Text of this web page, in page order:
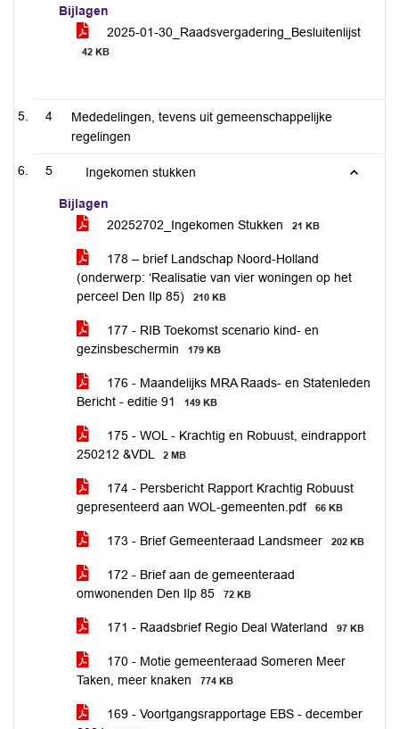
Bijlagen
2025-01-30_Raadsvergadering_Besluitenlijst
42 KB
4
Mededelingen, tevens uit gemeenschappelijke
regelingen
5 Ingekomen stukken
Bijlagen
20252702_Ingekomen Stukken
21 KB
178 – brief Landschap Noord-Holland
(onderwerp: ‘Realisatie van vier woningen op het
perceel Den Ilp 85)
210 KB
177 - RIB Toekomst scenario kind- en
gezinsbeschermin
179 KB
176 - Maandelijks MRA Raads- en Statenleden
Bericht - editie 91
149 KB
175 - WOL - Krachtig en Robuust, eindrapport
250212 &VDL
2 MB
174 - Persbericht Rapport Krachtig Robuust
gepresenteerd aan WOL-gemeenten.pdf
66 KB
173 - Brief Gemeenteraad Landsmeer 202 KB
172 - Brief aan de gemeenteraad
omwonenden Den Ilp 85
72 KB
171 - Raadsbrief Regio Deal Waterland 97 KB
170 - Motie gemeenteraad Someren Meer
Taken, meer knaken
774 KB
169 - Voortgangsrapportage EBS - december